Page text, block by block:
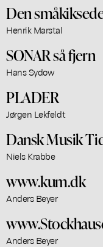
Den
Henrik Marstal
SONAR så fjern
Hans Sydow
PLADER
Jørgen Lekfeldt
Dansk Musik
Niels Krabbe
www.kum.dk
Anders Beyer
Anders Beyer